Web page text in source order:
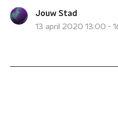
Jouw Stad
13 april 2020 13:00 -